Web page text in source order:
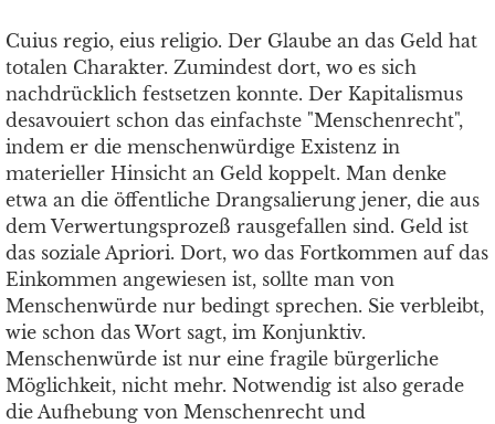
Cuius regio, eius religio. Der Glaube an das Geld hat
totalen Charakter. Zumindest dort, wo es sich
nachdrücklich festsetzen konnte. Der Kapitalismus
desavouiert schon das einfachste "Menschenrecht",
indem er die menschenwürdige Existenz in
materieller Hinsicht an Geld koppelt. Man denke
etwa an die öffentliche Drangsalierung jener, die aus
dem Verwertungsprozeß rausgefallen sind. Geld ist
das soziale Apriori. Dort, wo das Fortkommen auf das
Einkommen angewiesen ist, sollte man von
Menschenwürde nur bedingt sprechen. Sie verbleibt,
wie schon das Wort sagt, im Konjunktiv.
Menschenwürde ist nur eine fragile bürgerliche
Möglichkeit, nicht mehr. Notwendig ist also gerade
die Aufhebung von Menschenrecht und